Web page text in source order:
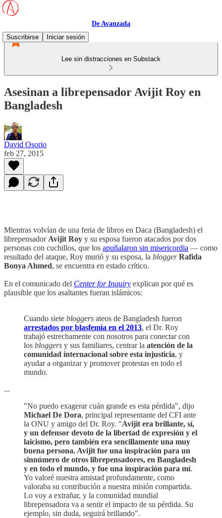
De Avanzada
Suscribirse
Iniciar sesión
Lee sin distracciones en Substack
Asesinan a librepensador Avijit Roy en
Bangladesh
David Osorio
feb 27, 2015
Mientras volvían de una feria de libros en Daca (Bangladesh) el
librepensador Avijit Roy y su esposa fueron atacados por dos
personas con cuchillos, que los apuñalaron sin misericordia — como
resultado del ataque, Roy murió y su esposa, la blogger Rafida
Bonya Ahmed, se encuentra en estado crítico.
En el comunicado del Center for Inquiry explican por qué es
plausible que los asaltantes fueran islámicos:
Cuando siete bloggers ateos de Bangladesh fueron
arrestados por blasfemia en el 2013, el Dr. Roy
trabajó estrechamente con nosotros para conectar con
los bloggers y sus familiares, centrar la atención de la
comunidad internacional sobre esta injusticia, y
ayudar a organizar y promover protestas en todo el
mundo.
...
"No puedo exagerar cuán grande es esta pérdida", dijo
Michael De Dora, principal representante del CFI ante
la ONU y amigo del Dr. Roy. "Avijit era brillante, sí,
y un defensor devoto de la libertad de expresión y el
laicismo, pero también era sencillamente una muy
buena persona. Avijit fue una inspiración para un
sinnúmero de otros librepensadores, en Bangladesh
y en todo el mundo, y fue una inspiración para mí.
Yo valoré nuestra amistad profundamente, como
valoraba su contribución a nuestra misión compartida.
Lo voy a extrañar, y la comunidad mundial
librepensadora va a sentir el impacto de su pérdida. Su
ejemplo, sin duda, seguirá brillando".